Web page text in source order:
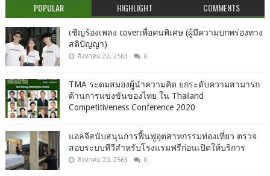
POPULAR HIGHLIGHT COMMENTS
เชิญร้องเพลง coverเพื่อคนพิเศษ (ผู้มีความบกพร่องทาง
สติปัญญา)
สิงหาคม 22, 2563 0
TMA ระดมสมองผู้นำความคิด ยกระดับความสามารถ
ด้านการแข่งขันของไทย ใน Thailand
Competitiveness Conference 2020
แอลจีสนับสนุนการฟื้นฟูอุตสาหกรรมท่องเที่ยว ตรวจ
สอบระบบทีวีสำหรับโรงแรมฟรีก่อนเปิดให้บริการ
สิงหาคม 20, 2563 0